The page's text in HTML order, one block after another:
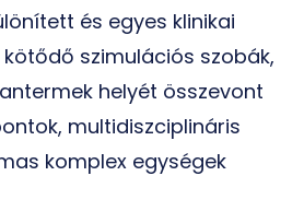
és egyes klinikai
szimulációs szobák,
helyét összevont
multidiszciplináris
komplex egységek